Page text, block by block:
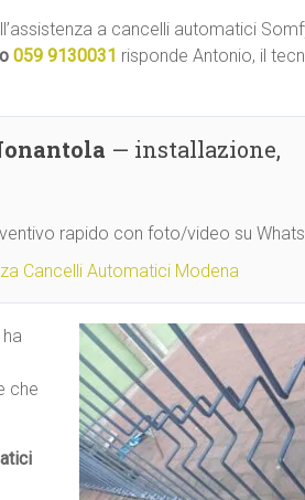
a cancelli automatici
059 9130031 risponde Antonio, il
— installazione,
rapido con foto/video su
Cancelli Automatici Modena
che